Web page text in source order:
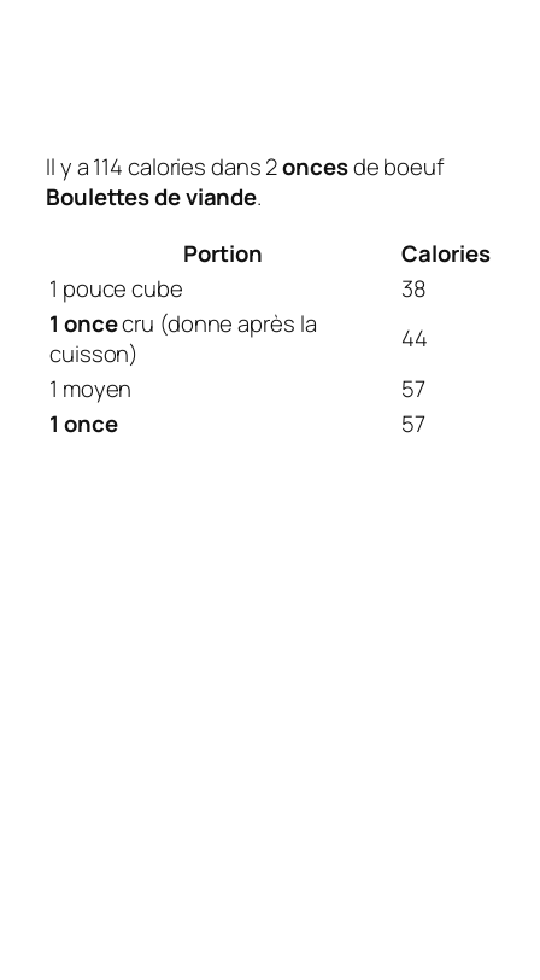
Il y a 114 calories dans 2oncesde boeuf
Boulettes de viande.
Portion
Calories
1 pouce cube
38
1 oncecru (donne après la
cuisson)
44
1 moyen
57
1 once
57